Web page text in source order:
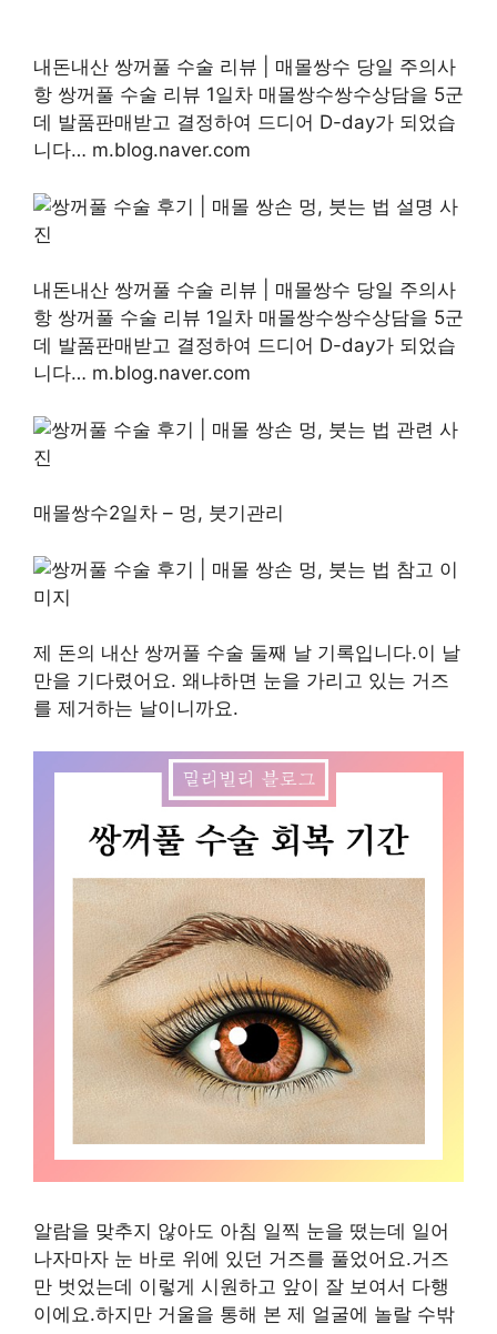
내돈내산 쌍꺼풀 수술 리뷰 | 매몰쌍수 당일 주의사
항 쌍꺼풀 수술 리뷰 1일차 매몰쌍수쌍수상담을 5군
데 발품판매받고 결정하여 드디어 D-day가 되었습
니다… m.blog.naver.com
내돈내산 쌍꺼풀 수술 리뷰 | 매몰쌍수 당일 주의사
항 쌍꺼풀 수술 리뷰 1일차 매몰쌍수쌍수상담을 5군
데 발품판매받고 결정하여 드디어 D-day가 되었습
니다… m.blog.naver.com
매몰쌍수2일차 – 멍, 붓기관리
제 돈의 내산 쌍꺼풀 수술 둘째 날 기록입니다.이 날
만을 기다렸어요. 왜냐하면 눈을 가리고 있는 거즈
를 제거하는 날이니까요.
알람을 맞추지 않아도 아침 일찍 눈을 떴는데 일어
나자마자 눈 바로 위에 있던 거즈를 풀었어요.거즈
만 벗었는데 이렇게 시원하고 앞이 잘 보여서 다행
이에요.하지만 거울을 통해 본 제 얼굴에 놀랄 수밖